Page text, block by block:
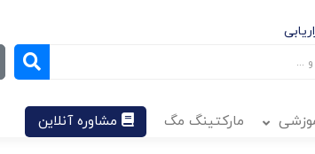
مارکتینگ مگ مشاوره آنلاین